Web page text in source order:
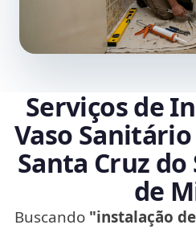
Serviços de
Vaso
Santa Cruz do
de
Buscando "instalação